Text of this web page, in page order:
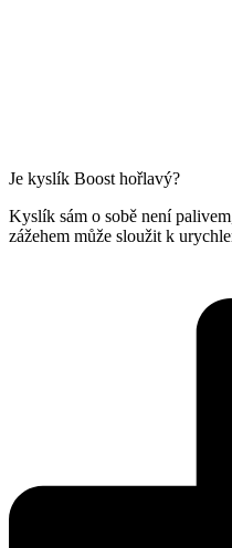
Je kyslík Boost hořlavý?
Kyslík sám o sobě není
zážehem může sloužit k